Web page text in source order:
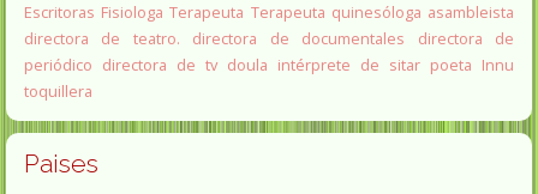
Escritoras Fisiologa Terapeuta Terapeuta quinesóloga asambleista
directora de teatro.
directora de documentales
directora de
periódico directora de tv doula intérprete de sitar poeta Innu
toquillera
Paises